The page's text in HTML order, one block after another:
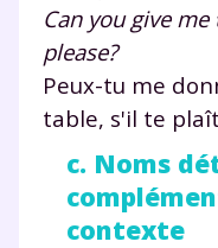
Can you give me
please?
Peux-tu me
table, s'il te
c. Noms
contexte